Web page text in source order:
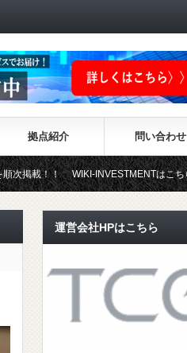
拠点紹介 問い合わせ
INVESTMENTはこちらから！
運営会社HPはこちら